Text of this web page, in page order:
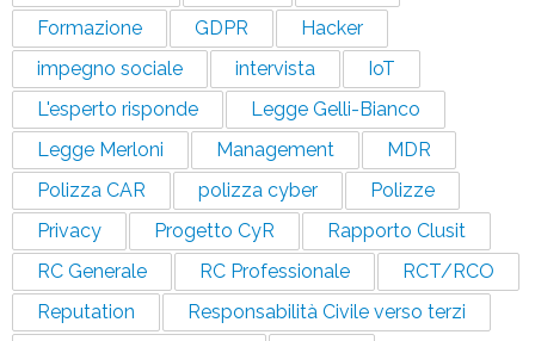
Formazione
GDPR
Hacker
impegno sociale
intervista
IoT
L'esperto risponde
Legge Gelli-Bianco
Legge Merloni
Management
MDR
Polizza CAR
polizza cyber
Polizze
Privacy
Progetto CyR
Rapporto Clusit
RC Generale
RC Professionale
RCT/RCO
Reputation
Responsabilità Civile verso terzi